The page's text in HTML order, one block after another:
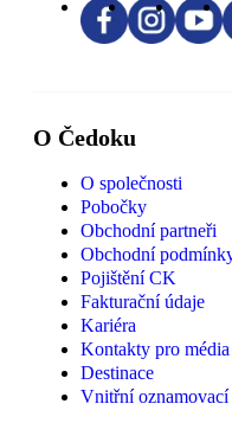
O Čedoku
O společnosti
Pobočky
Obchodní partneři
Obchodní
Pojištění CK
Fakturační údaje
Kariéra
Kontakty pro média
Destinace
Vnitřní oznamovací